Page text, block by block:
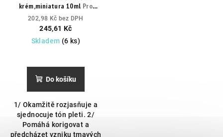
krém,miniatura 10ml Pro
okamžitě zářivější a
sjednocenou pleť.
202,98 Kč bez DPH
245,61 Kč
Skladem (6 ks)
Do košíku
1/ Okamžitě rozjasňuje a
sjednocuje tón pleti. 2/
Pomáhá korigovat a
předcházet vzniku tmavých